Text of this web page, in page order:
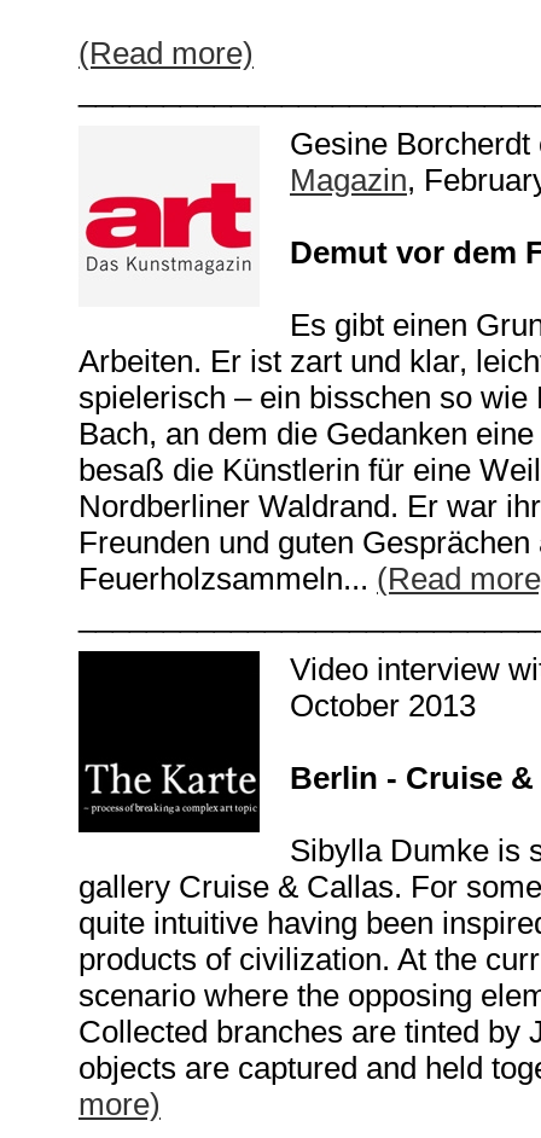
(Read more)
Gesine
Magazin,
Demut vor dem
Es gibt einen
Arbeiten. Er ist zart und klar,
spielerisch – ein bisschen so
Bach, an dem die Gedanken
besaß die Künstlerin für eine
Nordberliner Waldrand. Er war
Freunden und guten
Feuerholzsammeln... (Read
Video interview
October 2013
Berlin - Cruise
Sibylla Dumke is
gallery Cruise & Callas. For
quite intuitive having been
products of civilization. At the
scenario where the opposing
Collected branches are tinted by
objects are captured and held
more)